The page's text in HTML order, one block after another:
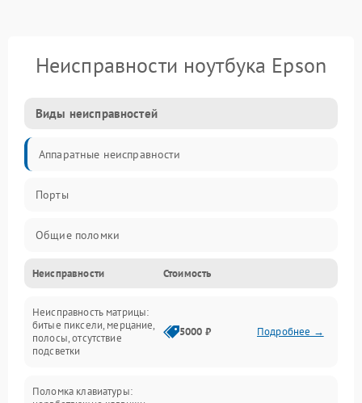
Неисправности ноутбука Epson
Виды неисправностей
Аппаратные неисправности
Порты
Общие поломки
Устройства
Программные ошибки
Электрические и системные сбои
Интерфейсные проблемы
Неисправности Стоимость
Неисправность матрицы:
битые пиксели, мерцание,
полосы, отсутствие
подсветки
5000 ₽ Подробнее →
Поломка клавиатуры: